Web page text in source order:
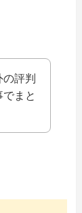
の評判
まと